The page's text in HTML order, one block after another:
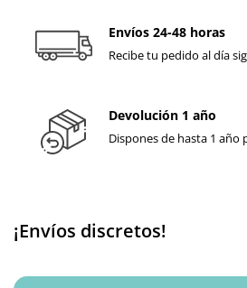
Envíos 24-48 horas
Recibe tu pedido al día
Devolución 1 año
Dispones de hasta 1
¡Envíos discretos!